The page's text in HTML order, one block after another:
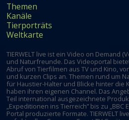
Themen
Kanäle
Tierporträts
Weltkarte
TIERWELT live ist ein Video on Demand
und Naturfreunde. Das Videoportal
Abruf von Tierfilmen aus TV und Kino,
und kurzen Clips an. Themen rund um
für Haustier-Halter und Blicke hinter die
haben ihren eigenen Channel. Das
Teil international ausgezeichnete
„Expeditionen ins Tierreich” bis zu „BBC
Portal produzierte Formate. TIERWELT